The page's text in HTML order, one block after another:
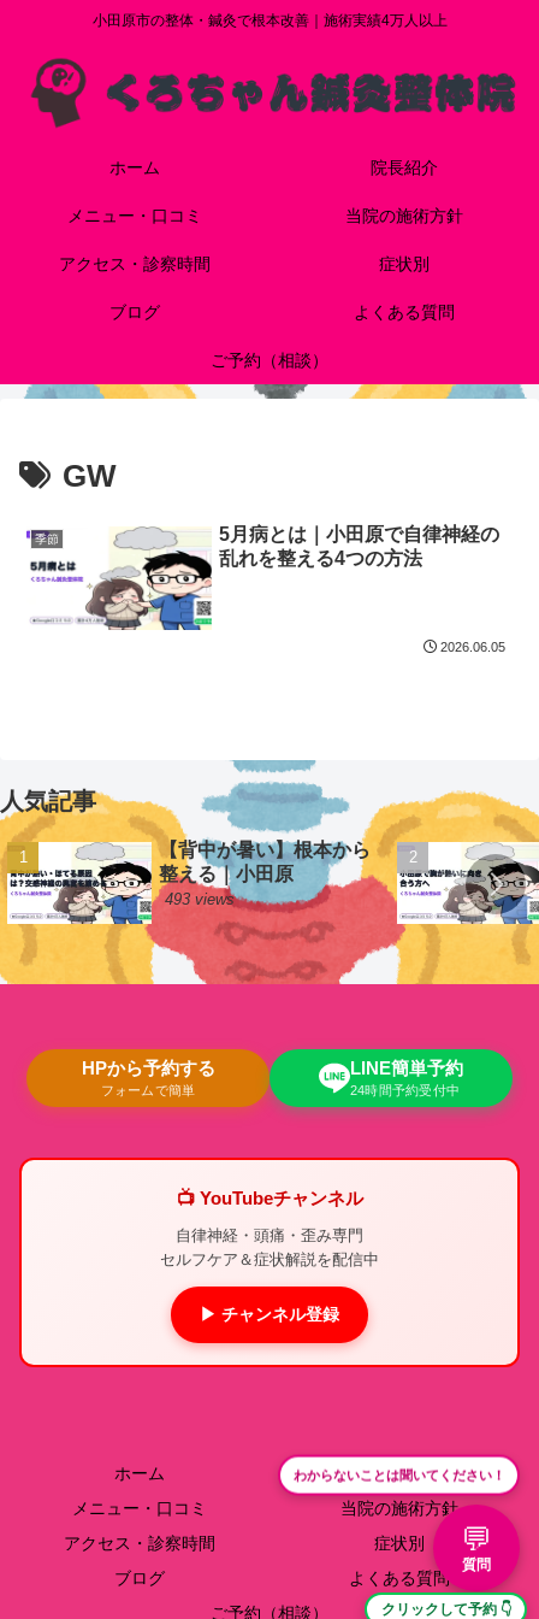
小田原市の整体・鍼灸で根本改善｜施術実績4万人以上
ホーム 院長紹介
メニュー・口コミ 当院の施術方針
アクセス・診察時間 症状別
ブログ よくある質問
ご予約（相談）
GW
季節
5月病とは｜小田原で自律神経の
乱れを整える4つの方法
2026.06.05
人気記事
【背中が暑い】根本から
整える｜小田原
493 views
HPから予約する
フォームで簡単
LINE簡単予約
24時間予約受付中
📺 YouTubeチャンネル
自律神経・頭痛・歪み専門
セルフケア＆症状解説を配信中
▶ チャンネル登録
ホーム
院長紹介
メニュー・口コミ
当院の施術方針
アクセス・診察時間
症状別
ブログ
よくある質問
ご予約（相談）
わからないことは聞いてください！
💬
質問
クリックして予約 👇